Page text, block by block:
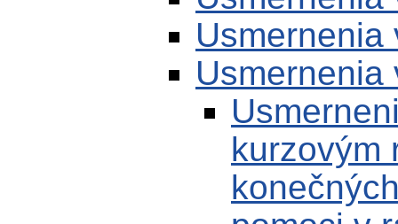
Usmernenia
Usmernenia
kurzovým